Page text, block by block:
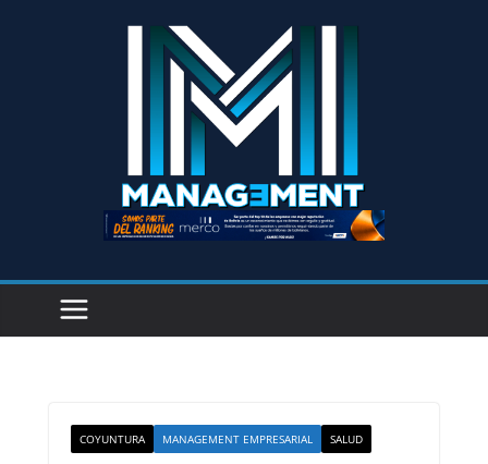
COYUNTURA MANAGEMENT EMPRESARIAL SALUD